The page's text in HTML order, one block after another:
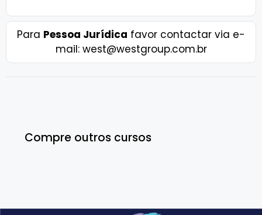
Para Pessoa Jurídica favor contactar via e-
mail: west@westgroup.com.br
Compre outros cursos